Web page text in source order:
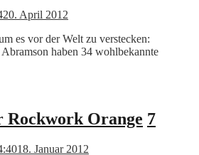
20. April 2012
es vor der Welt zu verstecken:
haben 34 wohlbekannte
Rockwork Orange 7
18. Januar 2012